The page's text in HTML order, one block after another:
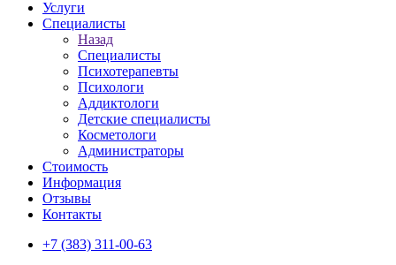
Услуги
Специалисты
Назад
Специалисты
Психотерапевты
Психологи
Аддиктологи
Детские специалисты
Косметологи
Администраторы
Стоимость
Информация
Отзывы
Контакты
+7 (383) 311-00-63